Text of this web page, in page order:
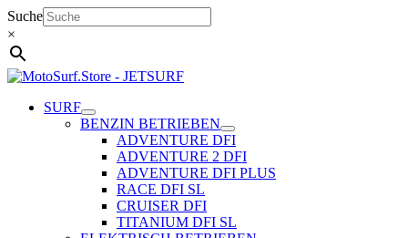
Zum
Inhalt
springen
Suche
×
SURF
BENZIN BETRIEBEN
ADVENTURE DFI
ADVENTURE 2 DFI
ADVENTURE DFI PLUS
RACE DFI SL
CRUISER DFI
TITANIUM DFI SL